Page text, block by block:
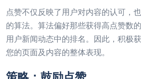
点赞不仅反映了用户对内容的认可，
的算法。算法偏好那些获得高点赞数
用户新闻动态中的排名。因此，积极
您的页面及内容的整体表现。